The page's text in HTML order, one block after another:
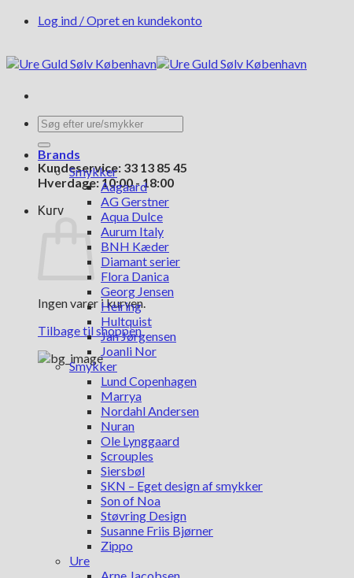
FortsætLog ind / Opret en kundekonto
Søg
efter:
Kundeservice: 33 13 85 45
Hverdage: 10:00 - 18:00
Kurv
Ingen varer i kurven.
Tilbage til shoppen
Brands
Smykker
Aagaard
AG Gerstner
Aqua Dulce
Aurum Italy
BNH Kæder
Diamant serier
Flora Danica
Georg Jensen
Heiring
Hultquist
Jan Jørgensen
Joanli Nor
Smykker
Lund Copenhagen
Marrya
Nordahl Andersen
Nuran
Ole Lynggaard
Scrouples
Siersbøl
SKN – Eget design af smykker
Son of Noa
Støvring Design
Susanne Friis Bjørner
Zippo
Ure